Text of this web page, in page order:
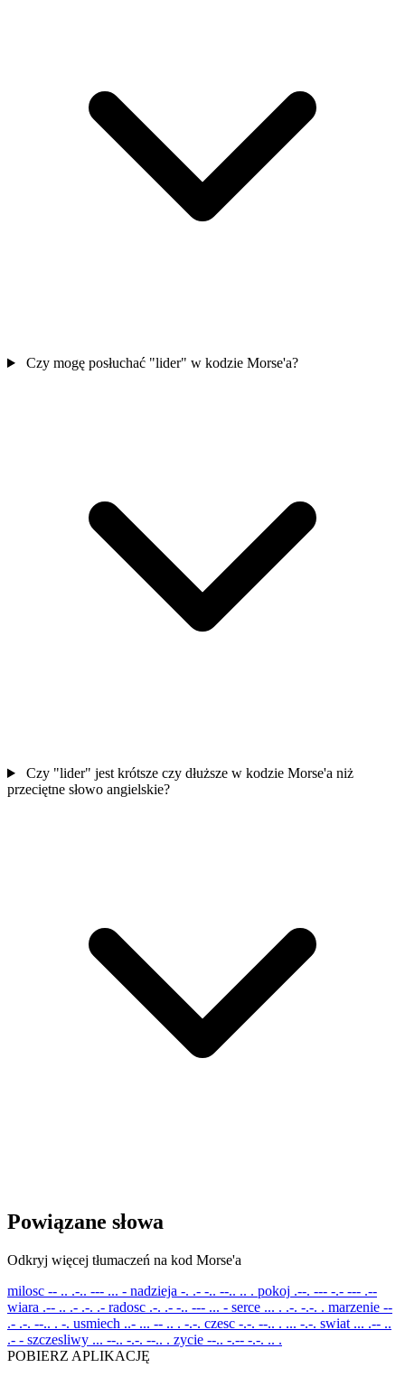
Czy mogę posłuchać "lider" w kodzie Morse'a?
Czy "lider" jest krótsze czy dłuższe w kodzie Morse'a niż
przeciętne słowo angielskie?
Powiązane słowa
Odkryj więcej tłumaczeń na kod Morse'a
milosc -- .. .-.. --- ... - nadzieja -. .- -.. --.. .. . pokoj .--. --- -.- --- .--
wiara .-- .. .- .-. .- radosc .-. .- -.. --- ... - serce ... . .-. -.-. . marzenie --
.- .-. --.. . -. usmiech ..- ... -- .. . -.-. czesc -.-. --.. . ... -.-. swiat ... .-- ..
.- - szczesliwy ... --.. -.-. --.. . zycie --.. -.-- -.-. .. .
POBIERZ APLIKACJĘ